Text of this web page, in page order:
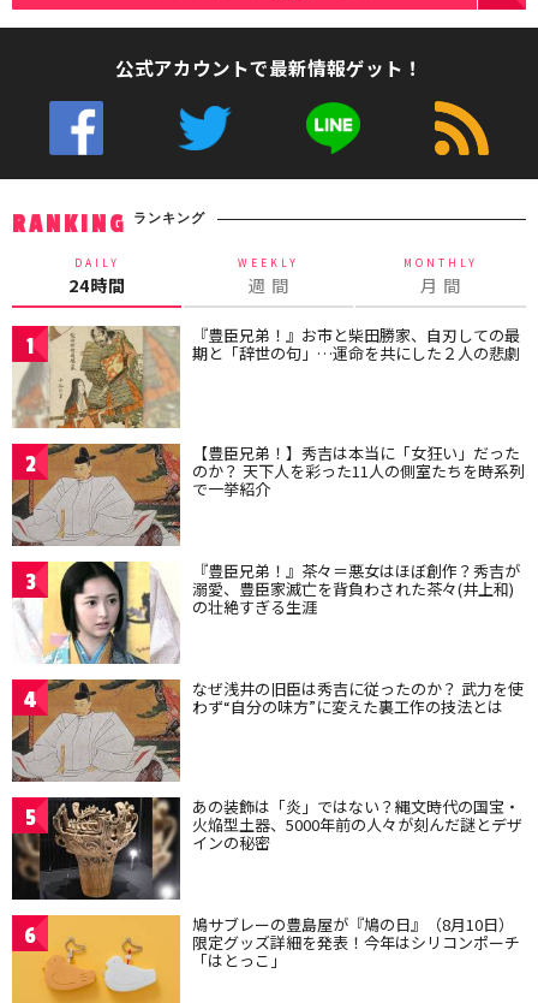
公式アカウントで最新情報ゲット！
RANKING ランキング
DAILY
24時間
WEEKLY
週 間
MONTHLY
月 間
1 『豊臣兄弟！』お市と柴田勝家、自刃しての最
期と「辞世の句」…運命を共にした２人の悲劇
2 【豊臣兄弟！】秀吉は本当に「女狂い」だった
のか？ 天下人を彩った11人の側室たちを時系列
で一挙紹介
3 『豊臣兄弟！』茶々＝悪女はほぼ創作？秀吉が
溺愛、豊臣家滅亡を背負わされた茶々(井上和)
の壮絶すぎる生涯
4 なぜ浅井の旧臣は秀吉に従ったのか？ 武力を使
わず“自分の味方”に変えた裏工作の技法とは
5 あの装飾は「炎」ではない？縄文時代の国宝・
火焔型土器、5000年前の人々が刻んだ謎とデザ
インの秘密
6 鳩サブレーの豊島屋が『鳩の日』（8月10日）
限定グッズ詳細を発表！今年はシリコンポーチ
「はとっこ」